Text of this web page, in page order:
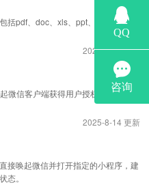
括pdf、doc、xls、ppt、txt等格式，
2022-2-15 更新
微信客户端获得用户授权，用户即可
2025-8-14 更新
接唤起微信并打开指定的小程序，建
态。